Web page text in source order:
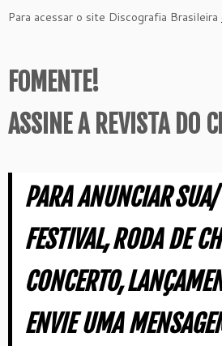
Para acessar o site Discografia Brasileira
FOMENTE!
ASSINE A REVISTA DO
PARA ANUNCIAR
FESTIVAL,RODA DE
CONCERTO,
ENVIE UMA